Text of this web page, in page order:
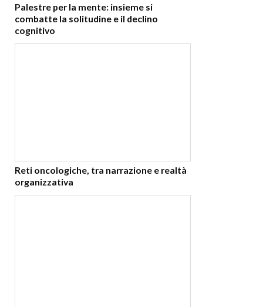
Palestre per la mente: insieme si
combatte la solitudine e il declino
cognitivo
Reti oncologiche, tra narrazione e realtà
organizzativa